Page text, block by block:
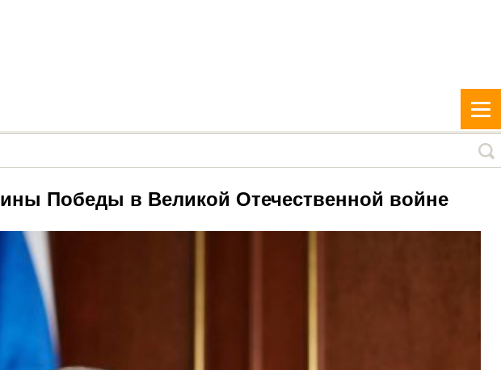
Победы в Великой Отечественной войне